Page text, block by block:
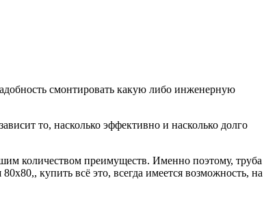
смонтировать какую либо инженерную
то, насколько эффективно и насколько долго
количеством преимуществ. Именно поэтому, труба
купить всё это, всегда имеется возможность, на